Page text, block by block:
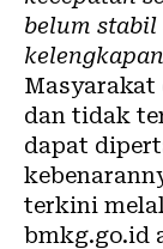
belum
dan tidak
dapat
terkini
bmkg.go.id